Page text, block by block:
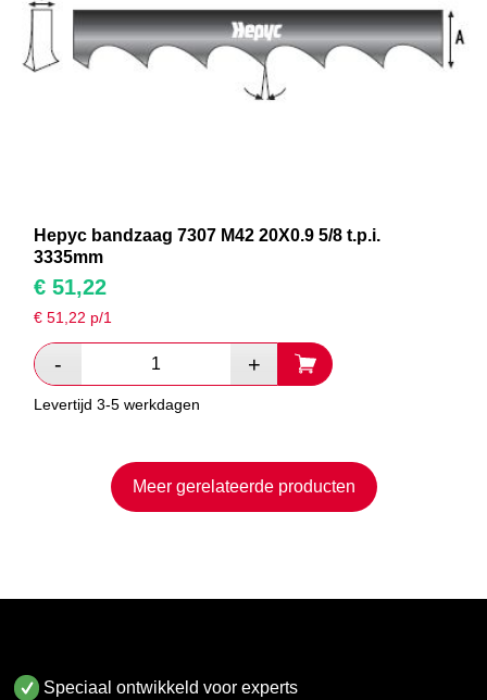
Hepyc bandzaag 7307 M42 20X0.9 5/8 t.p.i.
3335mm
€ 51,22
€51,22 p/1
Levertijd 3-5 werkdagen
Meer gerelateerde producten
Speciaal ontwikkeld voor experts